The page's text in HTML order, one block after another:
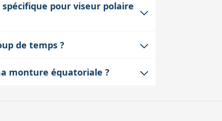
pour viseur polaire
station dépend d'une fixation rigide
de temps ?
réalisée en quelques minutes, ce
monture équatoriale ?